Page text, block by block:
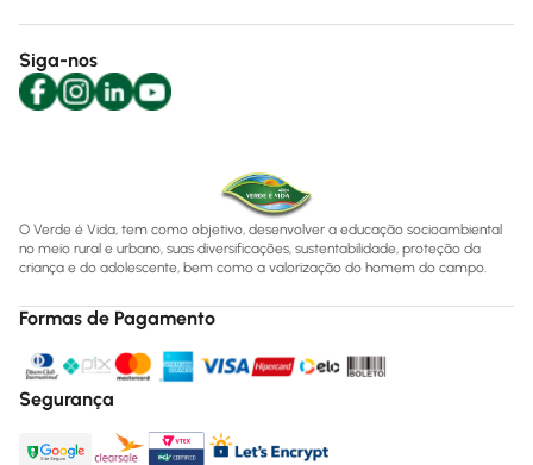
Siga-nos
O Verde é Vida, tem como objetivo, desenvolver a educação socioambiental
no meio rural e urbano, suas diversificações, sustentabilidade, proteção da
criança e do adolescente, bem como a valorização do homem do campo.
Formas de Pagamento
Segurança